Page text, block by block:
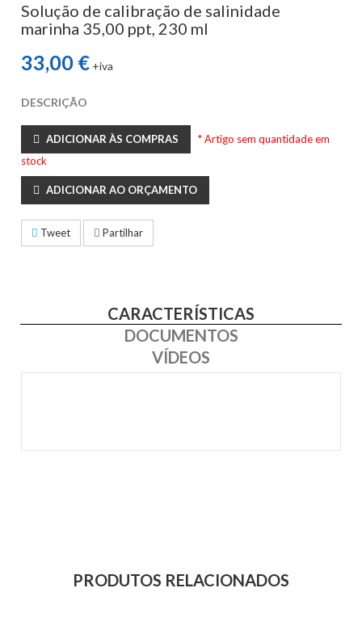
Solução de calibração de salinidade
marinha 35,00 ppt, 230 ml
33,00 € +iva
DESCRIÇÃO
ADICIONAR ÀS COMPRAS
* Artigo sem quantidade em
stock
ADICIONAR AO ORÇAMENTO
Tweet Partilhar
CARACTERÍSTICAS
DOCUMENTOS
VÍDEOS
PRODUTOS RELACIONADOS